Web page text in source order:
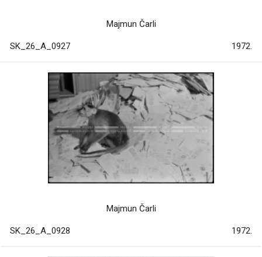
Majmun Čarli
SK_26_A_0927 1972.
Majmun Čarli
SK_26_A_0928 1972.